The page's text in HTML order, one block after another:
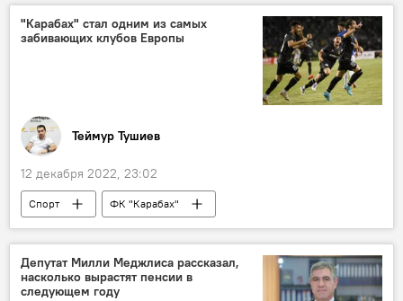
инвестор
"Карабах" стал одним из самых
забивающих клубов Европы
Теймур Тушиев
12 декабря 2022, 23:02
Спорт
ФК "Карабах"
Гурбан Гурбанов
Лига Европы УЕФА
Станислав Черчесов
Депутат Милли Меджлиса рассказал,
насколько вырастят пенсии в
следующем году